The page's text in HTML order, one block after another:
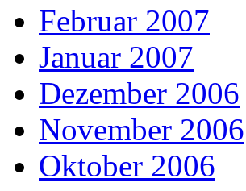
Februar 2007
Januar 2007
Dezember 2006
November 2006
Oktober 2006